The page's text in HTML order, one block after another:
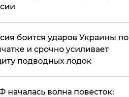
боится ударов Украины по
и срочно усиливает
подводных лодок
началась волна повесток: